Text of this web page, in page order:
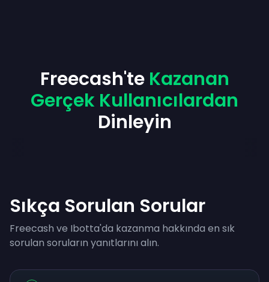
Freecash'teKazanan
Gerçek Kullanıcılardan
Dinleyin
Sıkça Sorulan Sorular
Freecash ve Ibotta'da kazanma hakkında en sık
sorulan soruların yanıtlarını alın.